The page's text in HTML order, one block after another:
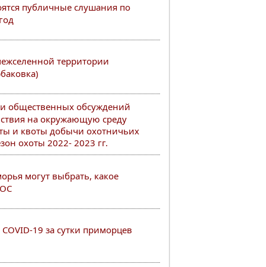
публичные слушания по
территории
общественных обсуждений
на окружающую среду
и квоты добычи охотничьих
охоты 2022- 2023 гг.
могут выбрать, какое
19 за сутки приморцев